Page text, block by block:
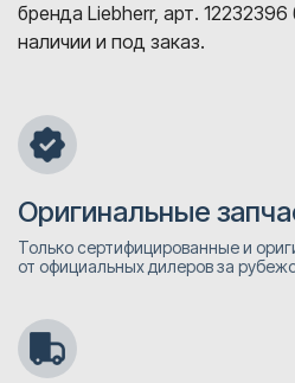
бренда Liebherr, арт.
наличии и под заказ.
Оригинальные
Только сертифицированные и
от официальных дилеров за